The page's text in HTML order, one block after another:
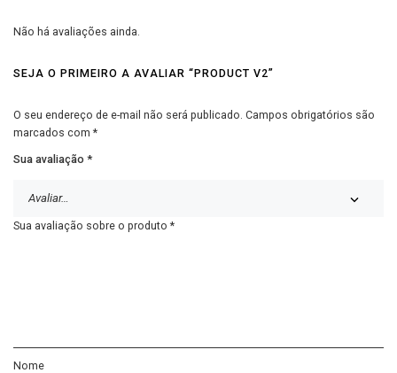
Não há avaliações ainda.
SEJA O PRIMEIRO A AVALIAR “PRODUCT V2”
O seu endereço de e-mail não será publicado. Campos obrigatórios são
marcados com *
Sua avaliação *
Sua avaliação sobre o produto *
Nome